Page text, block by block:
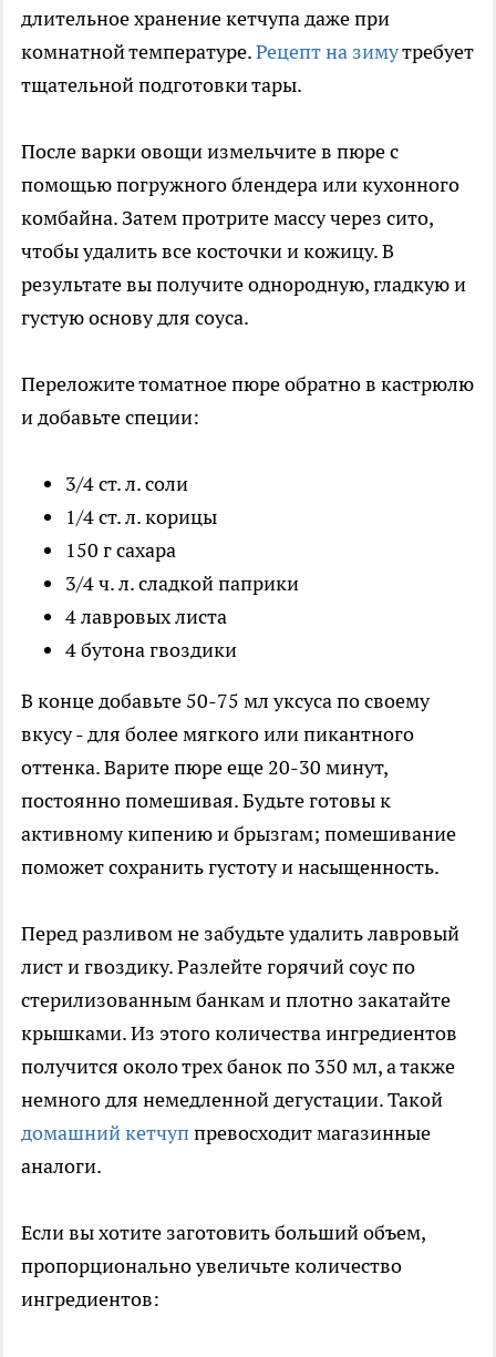
длительное хранение кетчупа даже при
комнатной температуре.Рецепт на зимутребует
тщательной подготовки тары.
После варки овощи измельчите в пюре с
помощью погружного блендера или кухонного
комбайна. Затем протрите массу через сито,
чтобы удалить все косточки и кожицу. В
результате вы получите однородную, гладкую и
густую основу для соуса.
Переложите томатное пюре обратно в кастрюлю
и добавьте специи:
3/4 ст. л. соли
1/4 ст. л. корицы
150 г сахара
3/4 ч. л. сладкой паприки
4 лавровых листа
4 бутона гвоздики
В конце добавьте 50-75 мл уксуса по своему
вкусу - для более мягкого или пикантного
оттенка. Варите пюре еще 20-30 минут,
постоянно помешивая. Будьте готовы к
активному кипению и брызгам; помешивание
поможет сохранить густоту и насыщенность.
Перед разливом не забудьте удалить лавровый
лист и гвоздику. Разлейте горячий соус по
стерилизованным банкам и плотно закатайте
крышками. Из этого количества ингредиентов
получится около трех банок по 350 мл, а также
немного для немедленной дегустации. Такой
домашний кетчуппревосходит магазинные
аналоги.
Если вы хотите заготовить больший объем,
пропорционально увеличьте количество
ингредиентов: